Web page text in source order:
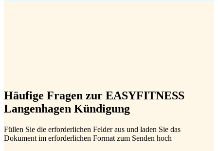
Häufige Fragen zur EASYFITNESS
Langenhagen Kündigung
Füllen Sie die erforderlichen Felder aus und laden Sie das
Dokument im erforderlichen Format zum Senden hoch